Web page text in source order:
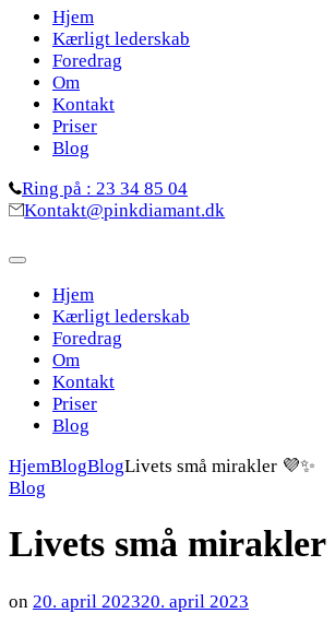
Hjem
Kærligt lederskab
Foredrag
Om
Kontakt
Priser
Blog
Ring på : 23 34 85 04
Kontakt@pinkdiamant.dk
Hjem
Kærligt lederskab
Foredrag
Om
Kontakt
Priser
Blog
HjemBlogBlogLivets små mirakler 💜✨
Blog
Livets små mirakler
on 20. april 202320. april 2023